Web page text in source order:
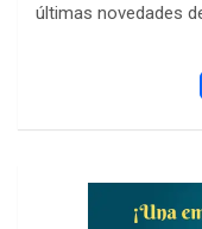
últimas novedades